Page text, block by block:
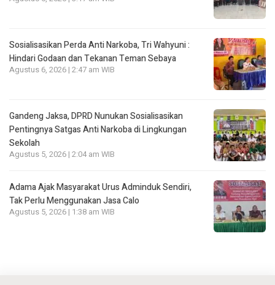
Sosialisasikan Perda Anti Narkoba, Tri Wahyuni :
Hindari Godaan dan Tekanan Teman Sebaya
Agustus 6, 2026 | 2:47 am WIB
Gandeng Jaksa, DPRD Nunukan Sosialisasikan
Pentingnya Satgas Anti Narkoba di Lingkungan
Sekolah
Agustus 5, 2026 | 2:04 am WIB
Adama Ajak Masyarakat Urus Adminduk Sendiri,
Tak Perlu Menggunakan Jasa Calo
Agustus 5, 2026 | 1:38 am WIB